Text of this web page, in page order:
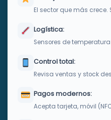
El sector que más
Logística:
Sensores de
Control total:
Revisa ventas y stock
Pagos modernos:
Acepta tarjeta, móvil